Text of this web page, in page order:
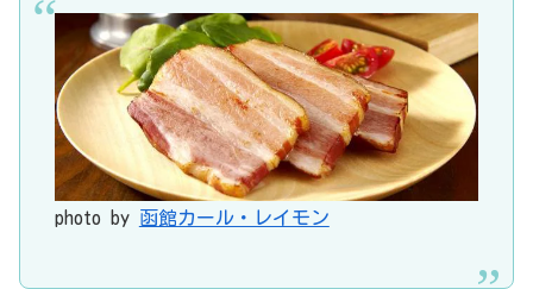
photo by 函館カール・レイモン